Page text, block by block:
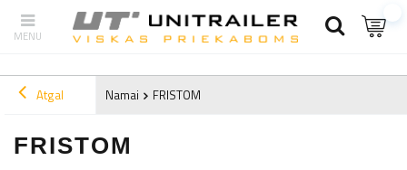
Atgal Namai FRISTOM
FRISTOM